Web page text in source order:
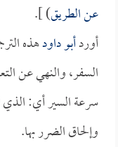
عن الطريق) ].
أوردأبو داودهذه
السفر، والنهي عن
سرعة السير أي: الذي
وإلحاق الضرر بها.